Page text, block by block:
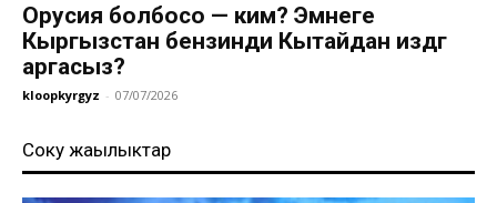
Орусия болбосо — ким? Эмнеге
Кыргызстан бензинди Кытайдан издөөгө
аргасыз?
kloopkyrgyz - 07/07/2026
Соңку жаңылыктар